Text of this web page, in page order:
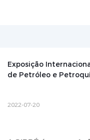
Exposição
de Petróleo e
2022-07-20